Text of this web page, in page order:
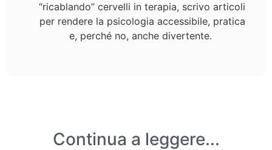
“ricablando” cervelli in terapia, scrivo articoli
per rendere la psicologia accessibile, pratica
e, perché no, anche divertente.
Continua a leggere...